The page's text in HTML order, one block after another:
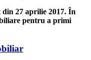
27 aprilie 2017. În
pentru a primi